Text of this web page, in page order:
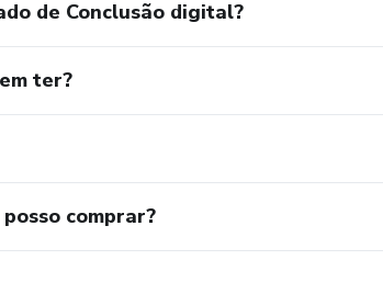
de Conclusão digital?
ter?
comprar?